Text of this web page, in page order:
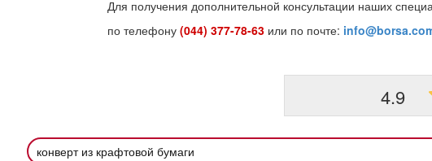
Для получения дополнительной консультации наших
по телефону (044) 377-78-63 или по почте:
4.9
конверт из крафтовой бумаги